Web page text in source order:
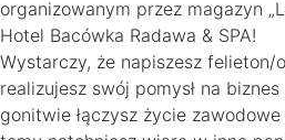
organizowanym przez magazyn
Hotel Bacówka Radawa & SPA!
Wystarczy, że napiszesz felieton/
realizujesz swój pomysł na
gonitwie łączysz życie